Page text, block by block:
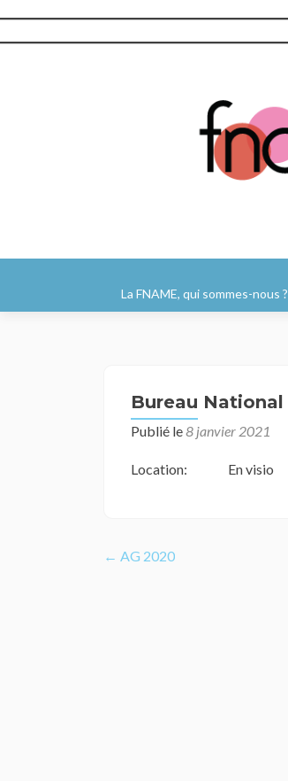
contenu
La FNAME, qui sommes-nous ?
Bureau National
Publié le8 janvier 2021
Location: En visio
Navigation
← AG 2020